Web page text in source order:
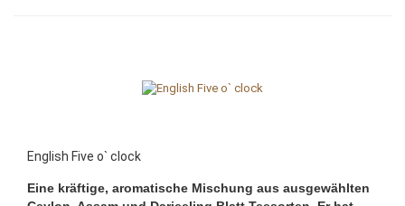
English Five o` clock
Eine kräftige, aromatische Mischung aus ausgewählten